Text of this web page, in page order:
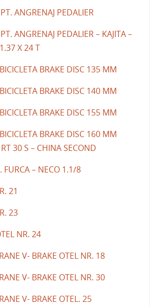
ANGRENAJ PEDALIER
ANGRENAJ PEDALIER – KAJITA –
X 24 T
BRAKE DISC 135 MM
BRAKE DISC 140 MM
BRAKE DISC 155 MM
BRAKE DISC 160 MM
30 S – CHINA SECOND
FURCA – NECO 1.1/8
21
23
NR. 24
V- BRAKE OTEL NR. 18
V- BRAKE OTEL NR. 30
V- BRAKE OTEL. 25